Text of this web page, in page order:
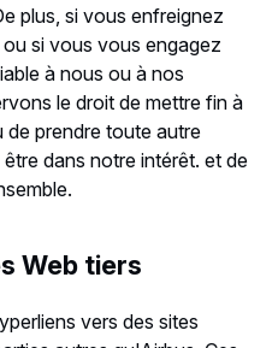
plus, si vous enfreignez
si vous vous engagez
à nous ou à nos
le droit de mettre fin à
prendre toute autre
dans notre intérêt. et de
Web tiers
vers des sites